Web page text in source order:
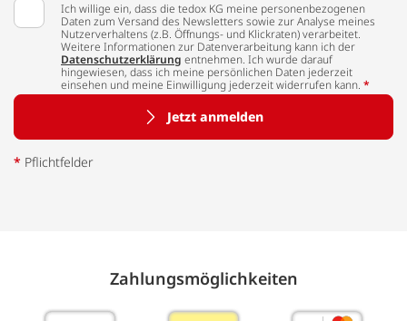
Ich willige ein, dass die tedox KG meine personenbezogenen
Daten zum Versand des Newsletters sowie zur Analyse meines
Nutzerverhaltens (z.B. Öffnungs- und Klickraten) verarbeitet.
Weitere Informationen zur Datenverarbeitung kann ich der
Datenschutzerklärung entnehmen. Ich wurde darauf
hingewiesen, dass ich meine persönlichen Daten jederzeit
einsehen und meine Einwilligung jederzeit widerrufen kann. *
Jetzt anmelden
* Pflichtfelder
Zahlungs­möglich­keiten